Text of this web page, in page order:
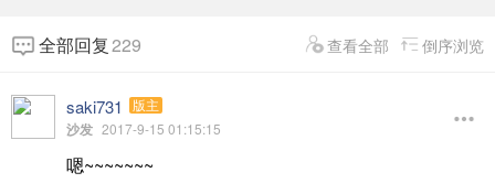
全部回复229 查看全部 倒序浏览
saki731 版主
沙发 2017-9-15 01:15:15
嗯~~~~~~~